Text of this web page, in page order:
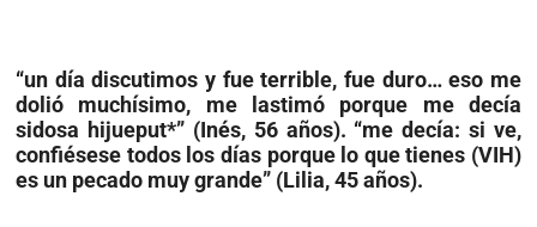
“un día discutimos y fue terrible, fue duro… eso me
dolió muchísimo, me lastimó porque me decía
sidosa hijueput*” (Inés, 56 años). “me decía: si ve,
confiésese todos los días porque lo que tienes (VIH)
es un pecado muy grande” (Lilia, 45 años).